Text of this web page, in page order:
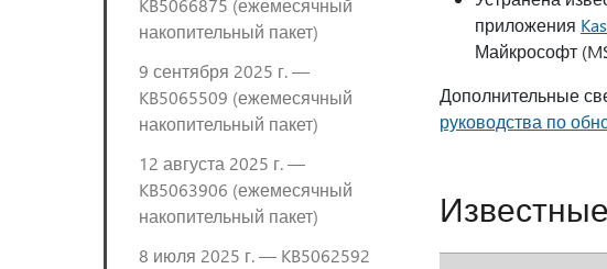
KB5066875 (ежемесячный
накопительный пакет)
9 сентября 2025 г. —
KB5065509 (ежемесячный
накопительный пакет)
12 августа 2025 г. —
KB5063906 (ежемесячный
накопительный пакет)
8 июля 2025 г. — KB5062592
приложения
Майкрософт
Дополнительные
руководства по